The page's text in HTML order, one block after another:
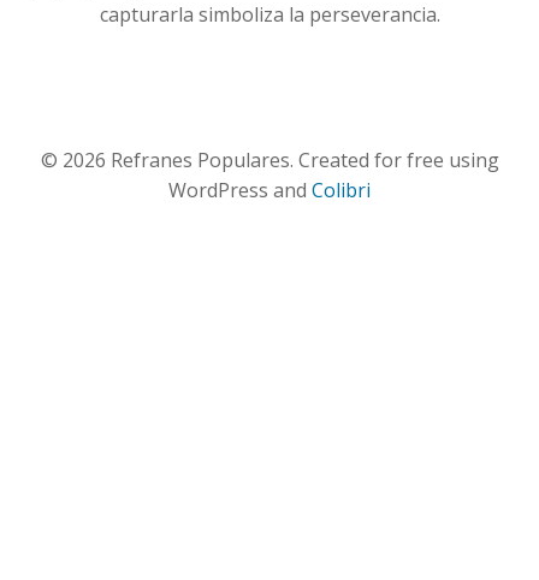
capturarla simboliza la perseverancia.
© 2026 Refranes Populares. Created for free using
WordPress and Colibri